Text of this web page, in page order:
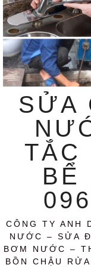
SỬA
TẮC
BỂ
CÔNG TY ANH
NƯỚC – SỬA
BƠM NƯỚC –
BỒN CHẬU